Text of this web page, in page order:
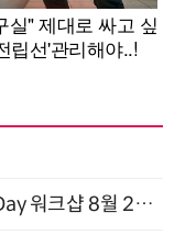
양자컴퓨팅 비즈니스·기술 입문 1-Day 워크샵 8월 28일 개최